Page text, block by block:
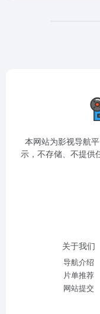
本网站为影视导航
示，不存储、不提供
关于我们
导航介绍
片单推荐
网站提交